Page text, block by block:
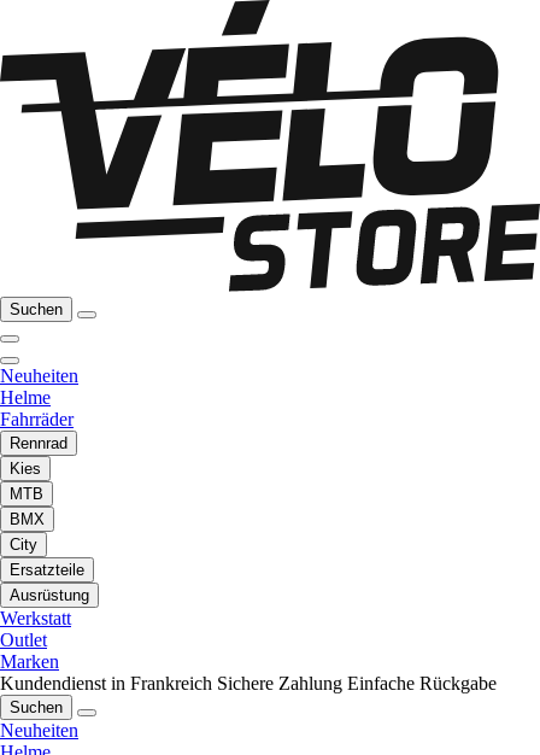
Suchen
Neuheiten
Helme
Fahrräder
Rennrad
Kies
MTB
BMX
City
Ersatzteile
Ausrüstung
Werkstatt
Outlet
Marken
Kundendienst in Frankreich Sichere Zahlung Einfache Rückgabe
Suchen
Neuheiten